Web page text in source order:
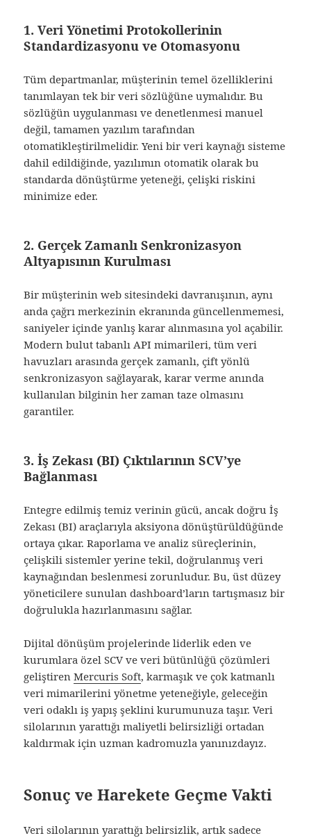
1. Veri Yönetimi Protokollerinin
Standardizasyonu ve Otomasyonu
Tüm departmanlar, müşterinin temel özelliklerini
tanımlayan tek bir veri sözlüğüne uymalıdır. Bu
sözlüğün uygulanması ve denetlenmesi manuel
değil, tamamen yazılım tarafından
otomatikleştirilmelidir. Yeni bir veri kaynağı sisteme
dahil edildiğinde, yazılımın otomatik olarak bu
standarda dönüştürme yeteneği, çelişki riskini
minimize eder.
2. Gerçek Zamanlı Senkronizasyon
Altyapısının Kurulması
Bir müşterinin web sitesindeki davranışının, aynı
anda çağrı merkezinin ekranında güncellenmemesi,
saniyeler içinde yanlış karar alınmasına yol açabilir.
Modern bulut tabanlı API mimarileri, tüm veri
havuzları arasında gerçek zamanlı, çift yönlü
senkronizasyon sağlayarak, karar verme anında
kullanılan bilginin her zaman taze olmasını
garantiler.
3. İş Zekası (BI) Çıktılarının SCV’ye
Bağlanması
Entegre edilmiş temiz verinin gücü, ancak doğru İş
Zekası (BI) araçlarıyla aksiyona dönüştürüldüğünde
ortaya çıkar. Raporlama ve analiz süreçlerinin,
çelişkili sistemler yerine tekil, doğrulanmış veri
kaynağından beslenmesi zorunludur. Bu, üst düzey
yöneticilere sunulan dashboard’ların tartışmasız bir
doğrulukla hazırlanmasını sağlar.
Dijital dönüşüm projelerinde liderlik eden ve
kurumlara özel SCV ve veri bütünlüğü çözümleri
geliştirenMercuris Soft, karmaşık ve çok katmanlı
veri mimarilerini yönetme yeteneğiyle, geleceğin
veri odaklı iş yapış şeklini kurumunuza taşır. Veri
silolarının yarattığı maliyetli belirsizliği ortadan
kaldırmak için uzman kadromuzla yanınızdayız.
Sonuç ve Harekete Geçme Vakti
Veri silolarının yarattığı belirsizlik, artık sadece